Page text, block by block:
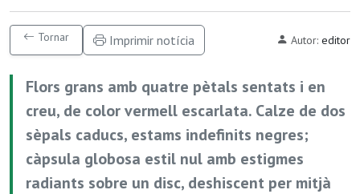
Tornar Imprimir notícia Autor: editor
Flors grans amb quatre pètals sentats i en
creu, de color vermell escarlata. Calze de dos
sèpals caducs, estams indefinits negres;
càpsula globosa estil nul amb estigmes
radiants sobre un disc, deshiscent per mitjà